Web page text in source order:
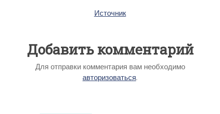
Источник
Добавить комментарий
Для отправки комментария вам необходимо
авторизоваться.